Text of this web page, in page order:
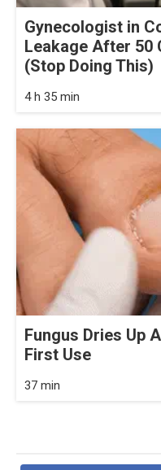
Gynecologist in
Leakage After 50
(Stop Doing This)
4 h 35 min
Fungus Dries Up
First Use
37 min